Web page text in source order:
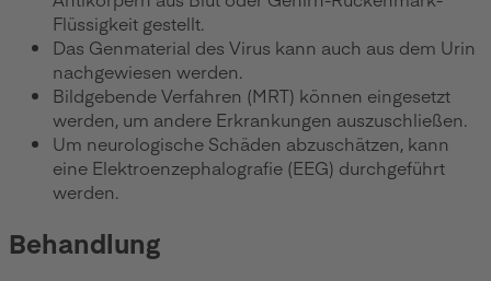
Flüssigkeit gestellt.
Das Genmaterial des Virus kann auch aus dem Urin
nachgewiesen werden.
Bildgebende Verfahren (MRT) können eingesetzt
werden, um andere Erkrankungen auszuschließen.
Um neurologische Schäden abzuschätzen, kann
eine Elektroenzephalografie (EEG) durchgeführt
werden.
Behandlung